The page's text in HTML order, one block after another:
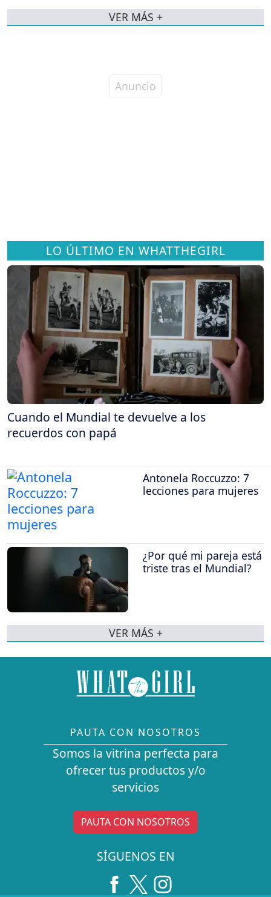
LO ÚLTIMO EN WHATTHEGIRL
Cuando el Mundial te devuelve a los
recuerdos con papá
Antonela Roccuzzo: 7
lecciones para mujeres
¿Por qué mi pareja está
triste tras el Mundial?
VER MÁS +
VER MÁS +
PAUTA CON NOSOTROS
Somos la vitrina perfecta para
ofrecer tus productos y/o
servicios
PAUTA CON NOSOTROS
SÍGUENOS EN